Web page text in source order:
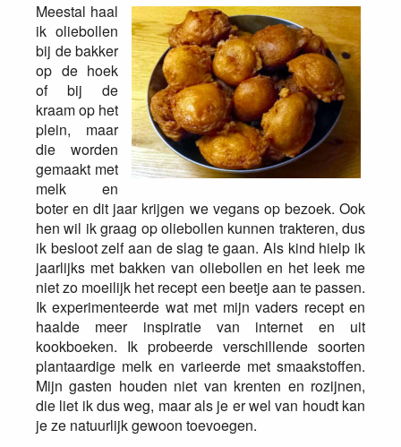
Meestal haal
ik oliebollen
bij de bakker
op de hoek
of bij de
kraam op het
plein, maar
die worden
gemaakt met
melk en
boter en dit jaar krijgen we vegans op bezoek. Ook
hen wil ik graag op oliebollen kunnen trakteren, dus
ik besloot zelf aan de slag te gaan. Als kind hielp ik
jaarlijks met bakken van oliebollen en het leek me
niet zo moeilijk het recept een beetje aan te passen.
Ik experimenteerde wat met mijn vaders recept en
haalde meer inspiratie van internet en uit
kookboeken. Ik probeerde verschillende soorten
plantaardige melk en varieerde met smaakstoffen.
Mijn gasten houden niet van krenten en rozijnen,
die liet ik dus weg, maar als je er wel van houdt kan
je ze natuurlijk gewoon toevoegen.